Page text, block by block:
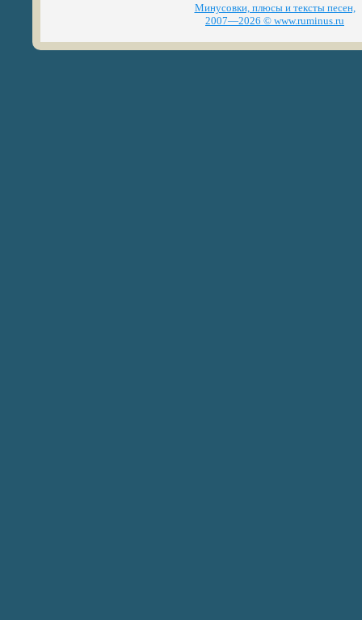
Минусовки, плюсы и тексты песен,
2007—2026 © www.ruminus.ru